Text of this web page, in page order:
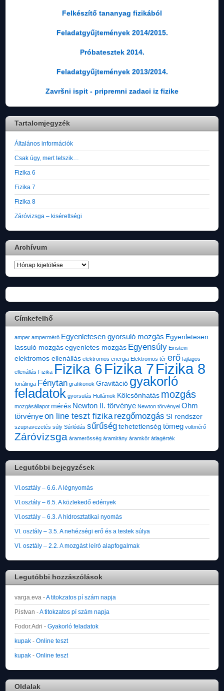
Felkészítő tananyag fizikából
Feladatgyűjtemények 2014/2015.
Próbatesztek 2014.
Feladatgyűjtemények 2013/2014.
Završni ispit - pripremni zadaci iz fizike
Tartalomjegyzék
Általános információk
Csak úgy, mert tetszik…
Fizika 6
Fizika 7
Fizika 8
Záróvizsga – kisérettségi
Archívum
Archívum
Címkefelhő
amper ampermérő Egyenletesen gyorsuló mozgás Egyenletesen
lassuló mozgás egyenletes mozgás Egyensúly Einstein
elektromos ellenállás elektromos energia Elektromos tér erő fajlagos
ellenállás Fizika Fizika 6Fizika 7Fizika 8
fonálinga Fénytan grafikonok Gravitáció gyakorló
feladatok gyorsulás Hullámok Kölcsönhatás mozgás
mozgásállapot mérés Newton II. törvénye Newton törvényei Ohm
törvényeon line teszt fizika rezgőmozgás SI rendszer
szupravezetés súly Súrlódás sűrűség tehetetlenség tömeg voltmérő
Záróvizsga áramerősség áramirány áramkör átlagérték
Legutóbbi bejegyzések
VI.osztály – 6.6. A légnyomás
VI.osztály – 6.5. A közlekedő edények
VI.osztály – 6.3. A hidrosztatikai nyomás
VI. osztály – 3.5. A nehézségi erő és a testek súlya
VI. osztály – 2.2. A mozgást leíró alapfogalmak
Legutóbbi hozzászólások
varga.eva -A titokzatos pí szám napja
P.istvan -A titokzatos pí szám napja
Fodor.Adri -Gyakorló feladatok
kupak -Online teszt
kupak -Online teszt
Oldalak